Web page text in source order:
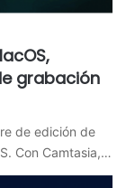
grabación
de edición de
Con Camtasia,…